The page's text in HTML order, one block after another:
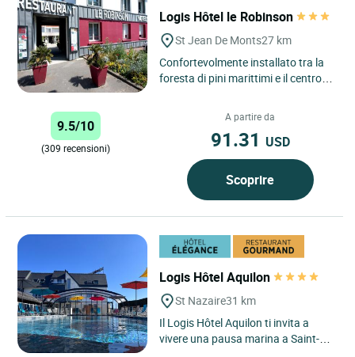
Logis Hôtel le Robinson
St Jean De Monts27 km
Confortevolmente installato tra la
foresta di pini marittimi e il centro
spiaggia di sabbia...
9.5/10
(309 recensioni)
A partire da
91.31 USD
Scoprire
Logis Hôtel Aquilon
St Nazaire31 km
Il Logis Hôtel Aquilon ti invita a
vivere una pausa marina a Saint-